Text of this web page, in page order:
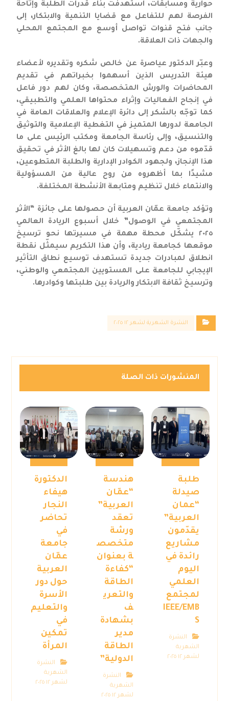
حوارية ومسابقات، استهدفت بناء قدرات الطلبة وإتاحة
الفرصة لهم للتفاعل مع قضايا التنمية والابتكار، إلى
جانب فتح قنوات تواصل أوسع مع المجتمع المحلي
والجهات ذات العلاقة.
وعبّر الدكتور عياصرة عن خالص شكره وتقديره لأعضاء
هيئة التدريس الذين أسهموا بخبراتهم في تقديم
المحاضرات والورش المتخصصة، وكان لهم دور فاعل
في إنجاح الفعاليات وإثراء محتواها العلمي والتطبيقي،
كما توجّه بالشكر إلى دائرة الإعلام والعلاقات العامة في
الجامعة لدورها المتميز في التغطية الإعلامية والتوثيق
والتنسيق، وإلى رئاسة الجامعة ومكتب الرئيس على ما
قدّموه من دعم وتسهيلات كان لها بالغ الأثر في تحقيق
هذا الإنجاز، ولجهود الكوادر الإدارية والطلبة المتطوعين،
مشيدًا بما أظهروه من روح عالية من المسؤولية
والانتماء خلال تنظيم ومتابعة الأنشطة المختلفة.
وتؤكد جامعة عمّان العربية أن حصولها على جائزة “الأثر
المجتمعي في الوصول” خلال أسبوع الريادة العالمي
٢٠٢٥ يشكّل محطة مهمة في مسيرتها نحو ترسيخ
موقعها كجامعة ريادية، وأن هذا التكريم سيمثّل نقطة
انطلاق لمبادرات جديدة تستهدف توسيع نطاق التأثير
الإيجابي للجامعة على المستويين المجتمعي والوطني،
وترسيخ ثقافة الابتكار والريادة بين طلبتها وكوادرها.
النشرة الشهرية لشهر ١٢ ٢٠٢٥
المنشورات ذات الصلة
طلبة
صيدلة
“عمان
العربية”
يقدّمون
مشاريع
رائدة في
اليوم
العلمي
لمجتمع
IEEE/EMB
S
النشرة
الشهرية
لشهر ١٢ ٢٠٢٥
هندسة
“عمّان
العربية”
تعقد
ورشة
متخصص
ة بعنوان
“كفاءة
الطاقة
والتعري
ف
بشهادة
مدير
الطاقة
الدولية”
النشرة
الشهرية
لشهر ١٢ ٢٠٢٥
الدكتورة
هيفاء
النجار
تحاضر
في
جامعة
عمّان
العربية
حول دور
الأسرة
والتعليم
في
تمكين
المرأة
النشرة
الشهرية
لشهر ١٢ ٢٠٢٥